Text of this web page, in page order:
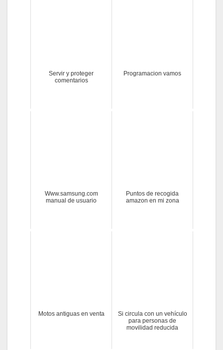
Servir y proteger
comentarios
Programacion vamos
Www.samsung.com
manual de usuario
Puntos de recogida
amazon en mi zona
Motos antiguas en venta
Si circula con un vehículo
para personas de
movilidad reducida